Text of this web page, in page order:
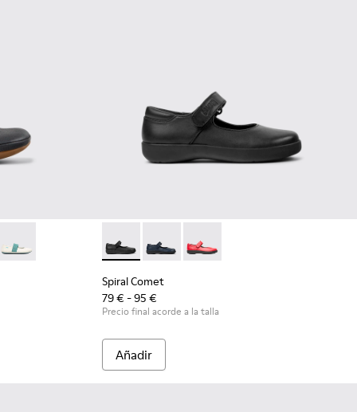
de piel negras para niños.
109
RIGHT - 80025-030Spiral Comet - 80356-003 - Zapatos de piel
Spiral Comet - 80356-031
Spiral Comet - 80356-030
Spiral Comet
79 € - 95 €
Precio final acorde a la talla
Añadir